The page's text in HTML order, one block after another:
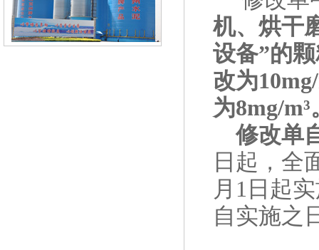
机、烘干
设备”的
改为
为8mg/m³
修改单
日起，全
月 1 日起
自实施之